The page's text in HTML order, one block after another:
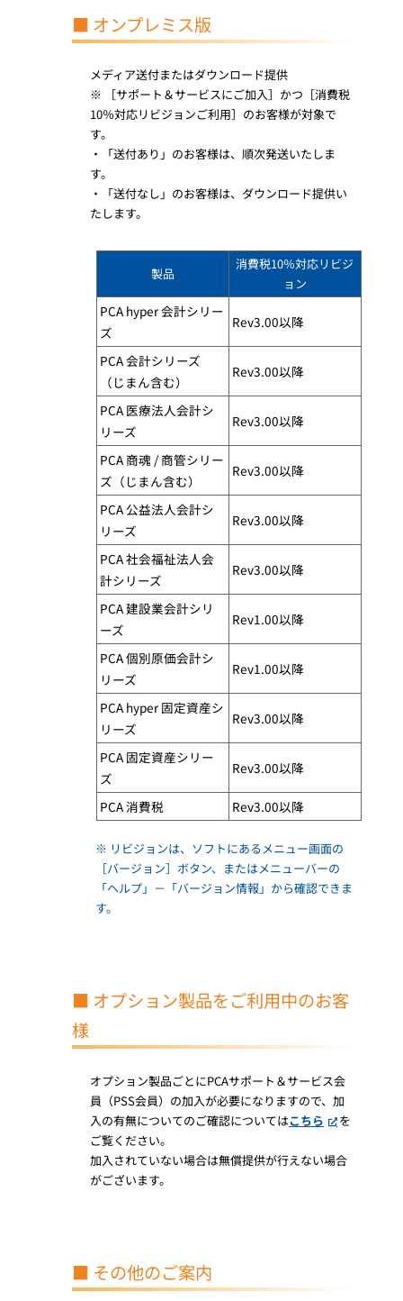
■ オンプレミス版
メディア送付またはダウンロード提供
※ ［サポート＆サービスにご加入］かつ［消費税
10％対応リビジョンご利用］のお客様が対象で
す。
・「送付あり」のお客様は、順次発送いたしま
す。
・「送付なし」のお客様は、ダウンロード提供い
たします。
製品
消費税10％対応リビジ
ョン
PCA hyper 会計シリー
ズ
Rev3.00以降
PCA 会計シリーズ​​
（じまん含む）
Rev3.00以降
PCA 医療法人会計シ
リーズ​
Rev3.00以降
PCA 商魂 / 商管シリー
ズ（じまん含む）
Rev3.00以降
PCA 公益法人会計シ
リーズ
Rev3.00以降
PCA 社会福祉法人会
計シリーズ
Rev3.00以降
PCA 建設業会計シリ
ーズ​
Rev1.00以降
PCA 個別原価会計シ
リーズ​
Rev1.00以降
PCA hyper 固定資産シ
リーズ​
Rev3.00以降
PCA 固定資産シリー
ズ​
Rev3.00以降
PCA 消費税​ Rev3.00以降
※ リビジョンは、ソフトにあるメニュー画面の
［バージョン］ボタン、またはメニューバーの
「ヘルプ」－「バージョン情報」から確認できま
す。
■ オプション製品をご利用中のお客
様
オプション製品ごとにPCAサポート＆サービス会
員（PSS会員）の加入が必要になりますので、加
入の有無についてのご確認についてはこちら
を
ご覧ください。
加入されていない場合は無償提供が行えない場合
がございます。
■ その他のご案内